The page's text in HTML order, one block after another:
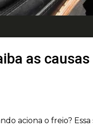
as
aciona o freio?